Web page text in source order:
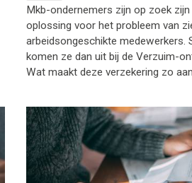
Mkb-ondernemers zijn op zoek zijn
oplossing voor het probleem van
arbeidsongeschikte medewerkers.
komen ze dan uit bij de Verzuim-
Wat maakt deze verzekering zo